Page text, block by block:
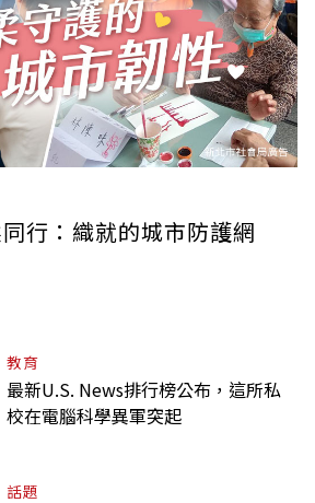
行：織就的城市防護網
教育
最新U.S. News排行榜公布，這所私
校在電腦科學異軍突起
話題